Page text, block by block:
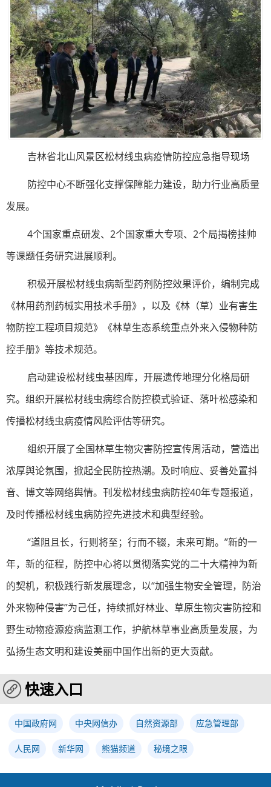
吉林省北山风景区松材线虫病疫情防控应急指导现场
防控中心不断强化支撑保障能力建设，助力行业高质量
发展。
4个国家重点研发、2个国家重大专项、2个局揭榜挂帅
等课题任务研究进展顺利。
积极开展松材线虫病新型药剂防控效果评价，编制完成
《林用药剂药械实用技术手册》，以及《林（草）业有害生
物防控工程项目规范》《林草生态系统重点外来入侵物种防
控手册》等技术规范。
启动建设松材线虫基因库，开展遗传地理分化格局研
究。组织开展松材线虫病综合防控模式验证、落叶松感染和
传播松材线虫病疫情风险评估等研究。
组织开展了全国林草生物灾害防控宣传周活动，营造出
浓厚舆论氛围，掀起全民防控热潮。及时响应、妥善处置抖
音、博文等网络舆情。刊发松材线虫病防控40年专题报道，
及时传播松材线虫病防控先进技术和典型经验。
“道阻且长，行则将至；行而不辍，未来可期。”新的一
年，新的征程，防控中心将以贯彻落实党的二十大精神为新
的契机，积极践行新发展理念，以“加强生物安全管理，防治
外来物种侵害”为己任，持续抓好林业、草原生物灾害防控和
野生动物疫源疫病监测工作，护航林草事业高质量发展，为
弘扬生态文明和建设美丽中国作出新的更大贡献。
快速入口
中国政府网 中央网信办 自然资源部 应急管理部
人民网 新华网 熊猫频道 秘境之眼